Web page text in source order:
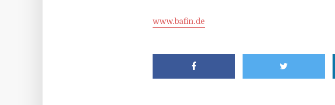
www.bafin.de